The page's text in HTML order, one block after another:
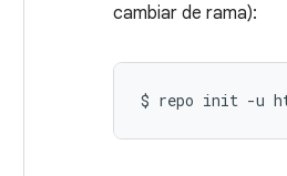
cambiar de rama):
$ repo init -u